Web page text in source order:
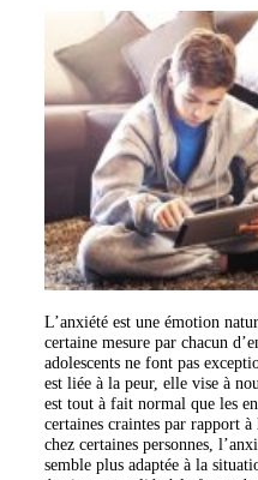
L’anxiété est une émotion
certaine mesure par chacun
adolescents ne font pas
est liée à la peur, elle vise à
est tout à fait normal que les
certaines craintes par rapport
chez certaines personnes,
semble plus adaptée à la